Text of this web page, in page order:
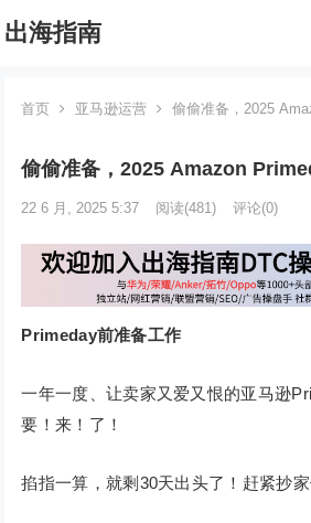
出海指南
首页 亚马逊运营 偷偷准备，2025
偷偷准备，2025 Amazon
22 6 月, 2025 5:37 阅读(481) 评论(0)
Primeday前准备工作
一年一度、让卖家又爱又恨的亚马逊
要！来！了！
掐指一算，就剩30天出头了！赶紧抄家